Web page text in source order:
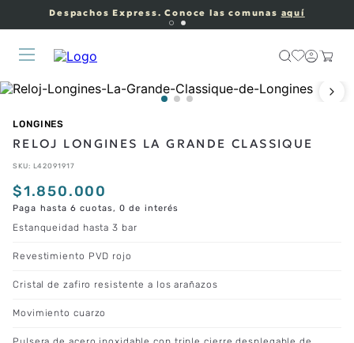
Despachos Express. Conoce las comunas aquí
LONGINES
RELOJ LONGINES LA GRANDE CLASSIQUE
SKU: L42091917
$1.850.000
Paga hasta 6 cuotas, 0 de interés
Estanqueidad hasta 3 bar
Revestimiento PVD rojo
Cristal de zafiro resistente a los arañazos
Movimiento cuarzo